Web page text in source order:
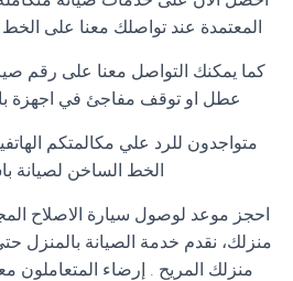
المعتمدة عند تواصلك معنا على
كما يمكنك التواصل معنا على رقم
عطل او توقف مفاجئ في اجهزة
متواجدون للرد علي مكالمتكم
الخط الساخن لصيانة
احجز موعد لوصول سيارة الاصلاح
منزلك، نقدم خدمة الصيانة بالمنزل
منزلك المريح . إرضاء المتعاملون